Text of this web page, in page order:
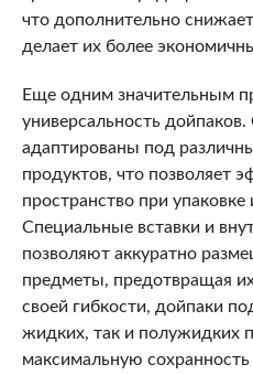
что дополнительно
делает их более
Еще одним значительным
универсальность
адаптированы под
продуктов, что позволяет
пространство при упаковке
Специальные вставки и
позволяют аккуратно
предметы, предотвращая
своей гибкости, дойпаки
жидких, так и полужидких
максимальную